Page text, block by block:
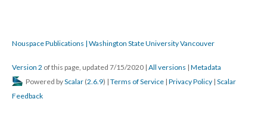
Nouspace Publications | Washington State University Vancouver
Version 2 of this page, updated 7/15/2020 | All versions | Metadata
Powered byScalar (2.6.9) | Terms of Service | Privacy Policy | Scalar
Feedback